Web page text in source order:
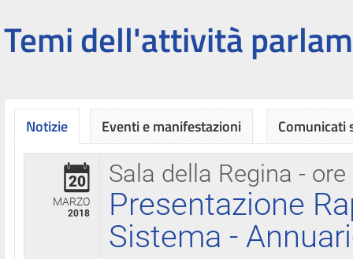
Temi dell'attività
Notizie
Sala della Regina - ore
20
MARZO
2018
Presentazione
Sistema -
Eventi e manifestazioni Comunicati